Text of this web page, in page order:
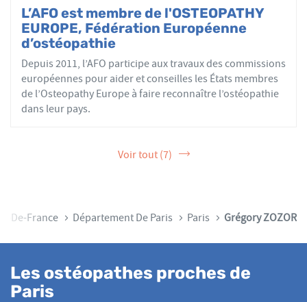
L’AFO est membre de l'OSTEOPATHY
EUROPE, Fédération Européenne
d’ostéopathie
Depuis 2011, l’AFO participe aux travaux des commissions
européennes pour aider et conseilles les États membres
de l’Osteopathy Europe à faire reconnaître l’ostéopathie
dans leur pays.
Voir tout (7)
De-France Département De Paris Paris Grégory ZOZOR
Les ostéopathes proches de
Paris